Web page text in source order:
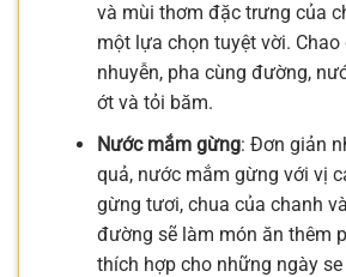
và mùi thơm đặc trưng của
một lựa chọn tuyệt vời.
nhuyễn, pha cùng đường,
ớt và tỏi băm.
Nước mắm gừng: Đơn giản
quả, nước mắm gừng với vị
gừng tươi, chua của chanh
đường sẽ làm món ăn thêm
thích hợp cho những ngày se